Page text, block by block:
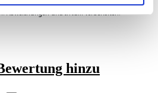
Abweichungen und Irrtum vorbehalten.
hinzu